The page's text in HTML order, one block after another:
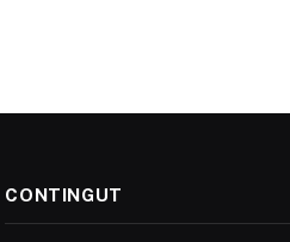
CONTINGUT